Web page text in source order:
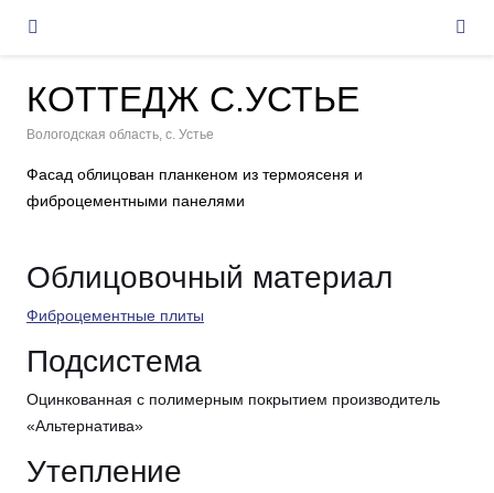
КОТТЕДЖ С.УСТЬЕ
Вологодская область, с. Устье
Фасад облицован планкеном из термоясеня и
фиброцементными панелями
Облицовочный материал
Фиброцементные плиты
Подсистема
Оцинкованная с полимерным покрытием производитель
«Альтернатива»
Утепление